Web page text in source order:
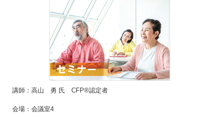
講師：高山 勇 氏 CFP®認定者
会場：会議室4